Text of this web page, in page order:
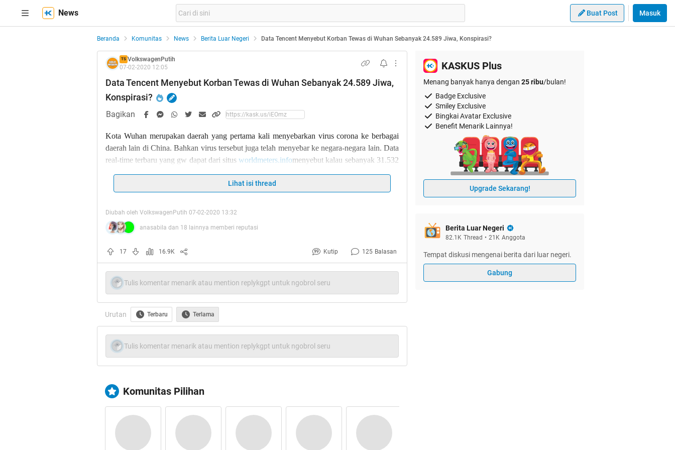
News Buat Post Masuk
Beranda Komunitas News Berita Luar Negeri Data Tencent Menyebut Korban Tewas di Wuhan Sebanyak 24.589 Jiwa, Konspirasi?
TS VolkswagenPutih
07-02-2020 12:05
Data Tencent Menyebut Korban Tewas di Wuhan Sebanyak 24.589 Jiwa,
Konspirasi?
Bagikan
Kota Wuhan merupakan daerah yang pertama kali menyebarkan virus corona ke berbagai
daerah lain di China. Bahkan virus tersebut juga telah menyebar ke negara-negara lain. Data
real-time terbaru yang gw dapat dari situs worldmeters.infomenyebut kalau sebanyak 31.532
Provinsi Hubei yang didalamnya termasuk kota Wuhan menjadi daerah dengan tingkat
korban tewas terbanyak. Melansir dari
sebanyak 618 orang yang meninggal berasal dari daerah ini (7 Februari 2020, pukul 18:37
Lihat isi thread
Diubah oleh VolkswagenPutih 07-02-2020 13:32
anasabila dan 18 lainnya memberi reputasi
17 16.9K Kutip 125 Balasan
Tulis komentar menarik atau mention replykgpt untuk ngobrol seru
Urutan Terbaru Terlama
Tulis komentar menarik atau mention replykgpt untuk ngobrol seru
Komunitas Pilihan
KASKUS Plus
Menang banyak hanya dengan 25 ribu/bulan!
Badge Exclusive
Smiley Exclusive
Bingkai Avatar Exclusive
Benefit Menarik Lainnya!
Upgrade Sekarang!
Berita Luar Negeri
82.1K Thread • 21K Anggota
Tempat diskusi mengenai berita dari luar negeri.
Gabung